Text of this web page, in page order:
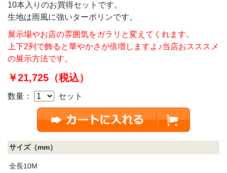
10本入りのお買得セットです。
生地は雨風に強いターポリンです。
展示場やお店の雰囲気をガラリと変えてくれます。
上下2列で飾ると華やかさが倍増しますよ♪当店おスススメ
の展示方法です。
￥21,725（税込）
数量： セット
サイズ（mm）
全長10M